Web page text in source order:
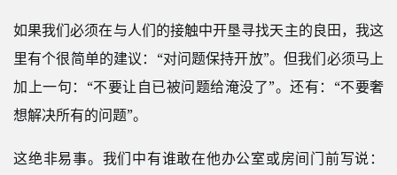
如果我们必须在与人们的接触中开垦寻找天主的良田，我这
里有个很简单的建议：“对问题保持开放”。但我们必须马上
加上一句：“不要让自已被问题给淹没了”。还有：“不要奢
想解决所有的问题”。
这绝非易事。我们中有谁敢在他办公室或房间门前写说：